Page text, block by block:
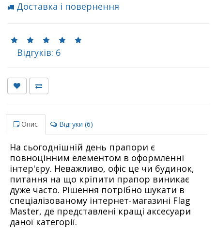
Доставка і повернення
Відгуків: 6
Опис Відгуки (6)
На сьогоднішній день прапори є
повноцінним елементом в оформленні
інтер'єру. Неважливо, офіс це чи будинок,
питання на що кріпити прапор виникає
дуже часто. Рішення потрібно шукати в
спеціалізованому інтернет-магазині Flag
Master, де представлені кращі аксесуари
даної категорії.